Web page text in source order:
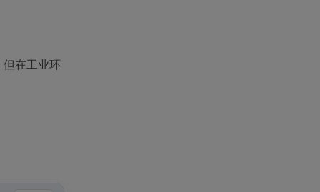
在工业环